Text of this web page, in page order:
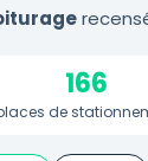
166
de